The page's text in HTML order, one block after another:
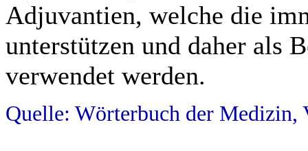
Adjuvantien, welche die
unterstützen und daher als
verwendet werden.
Quelle: Wörterbuch der Medizin,